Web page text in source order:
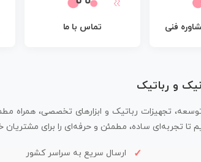
فنی تماس با ما
و رباتیک
تجهیزات رباتیک و ابزارهای تخصصی، همراه
تجربه‌ای ساده، مطمئن و حرفه‌ای را برای مشتریان
ارسال سریع به سراسر کشور